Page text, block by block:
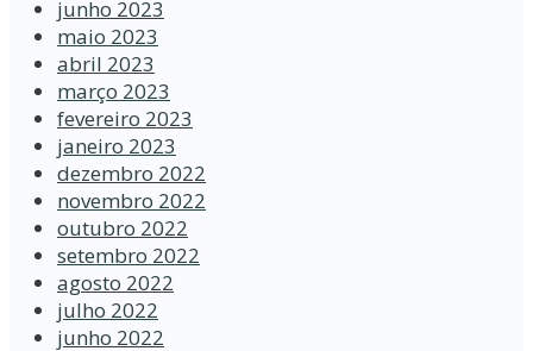
junho 2023
maio 2023
abril 2023
março 2023
fevereiro 2023
janeiro 2023
dezembro 2022
novembro 2022
outubro 2022
setembro 2022
agosto 2022
julho 2022
junho 2022